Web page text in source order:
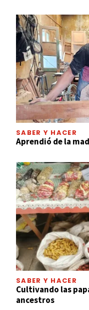
SABER Y HACER
Aprendió de la
SABER Y HACER
Cultivando las
ancestros